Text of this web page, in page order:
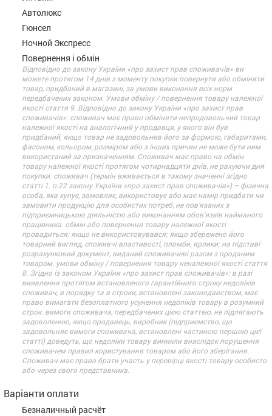
Автолюкс
Гюнсел
Ночной Экспресс
Повернення і обмін
Відповідно до закону України «про захист прав споживачів» ви
можете протягом 14 днів з моменту покупки повернути або обміняти
товар, придбаний в магазині, за умови виконання всіх норм
передбачених законом. Умови обміну / повернення товару належної
якості стаття 9. Відповідно до закону України «про захист прав
споживачів»: споживач має право обміняти непродовольчий товар
належної якості на аналогічний у продавця, у якого він був
придбаний, якщо товар не задовольнив його за формою, габаритами,
фасоном, кольором, розміром або з інших причин не може бути ним
використаний за призначенням. Споживач має право на обмін
товару належної якості протягом чотирнадцяти днів, не рахуючи дня
покупки. споживач (термін вживається в такому значенні згідно
статті 1. п.22 закону України «про захист прав споживачів») – фізична
особа, яка купує, замовляє, використовує або має намір придбати чи
замовити продукцію для особистих потреб, не пов’язаних з
підприємницькою діяльністю або виконанням обов’язків найманого
працівника. обмін або повернення товару належної якості
провадиться: якщо не використовувався; якщо збережено його
товарний вигляд, споживчі властивості, пломби, ярлики; на підставі
розрахунковий документ, виданий споживачеві разом з проданим
товаром. умови обміну / повернення товару неналежної якості стаття
8. Згідно із законом України «про захист прав споживачів»: в разі
виявлення протягом встановленого гарантійного строку недоліків
споживач, в порядку та в строки, встановлені законодавством, має
право вимагати безоплатного усунення недоліків товару в розумний
строк. вимоги споживача, передбачених цією статтею, не підлягають
задоволенню, якщо продавець, виробник (підприємство, що
задовольняє вимоги споживача, встановлені частиною першою цієї
статті) доведуть, що недоліки товару виникли внаслідок порушення
споживачем правил користування товаром або його зберігання.
Споживач має право брати участь у перевірці якості товару особисто
або через свого представника.
Варіанти оплати
Безналичный расчёт